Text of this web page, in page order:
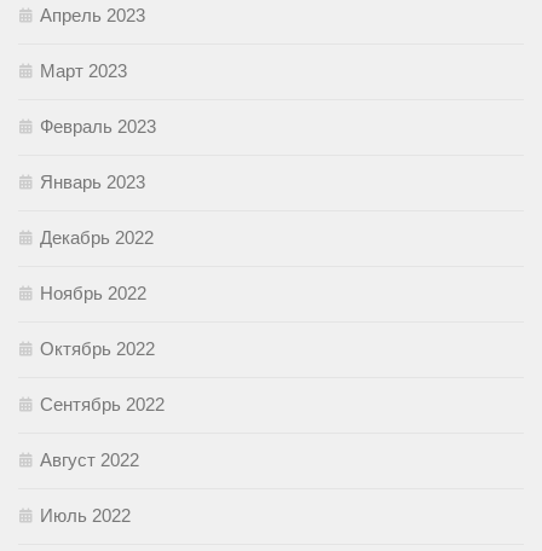
Апрель 2023
Март 2023
Февраль 2023
Январь 2023
Декабрь 2022
Ноябрь 2022
Октябрь 2022
Сентябрь 2022
Август 2022
Июль 2022